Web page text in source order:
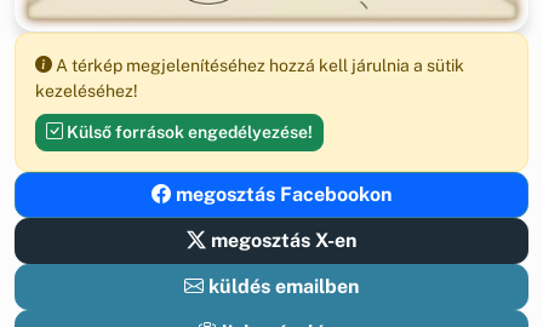
A térkép megjelenítéséhez hozzá kell járulnia a sütik
kezeléséhez!
Külső források engedélyezése!
megosztás Facebookon
megosztás X-en
küldés emailben